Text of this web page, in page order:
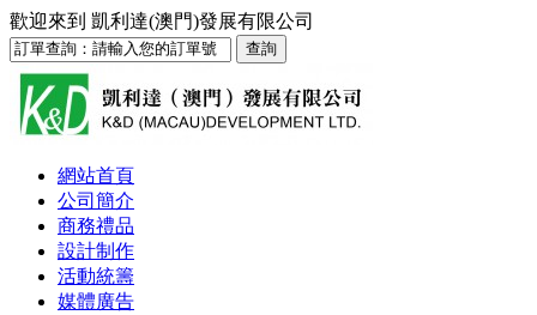
歡迎來到 凱利達(澳門)發展有限公司
網站首頁
公司簡介
商務禮品
設計制作
活動統籌
媒體廣告